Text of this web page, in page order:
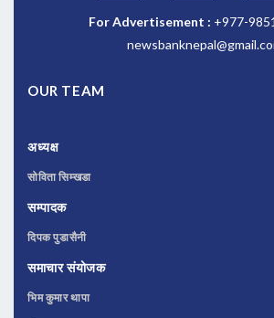
For Advertisement : +977-
OUR TEAM
अध्यक्ष
सोविता सिम्खडा
सम्पादक
दिपक पुडासैनी
समाचार संयोजक
भिम कुमार थापा